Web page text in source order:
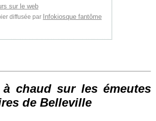
sur le web
diffusée par Infokiosque fantôme
à chaud sur les émeutes
de Belleville